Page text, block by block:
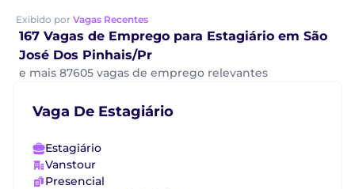
Exibido por Vagas Recentes
167 Vagas de Emprego para Estagiário em São
José Dos Pinhais/Pr
e mais 87605 vagas de emprego relevantes
Vaga De Estagiário
Estagiário
Vanstour
Presencial